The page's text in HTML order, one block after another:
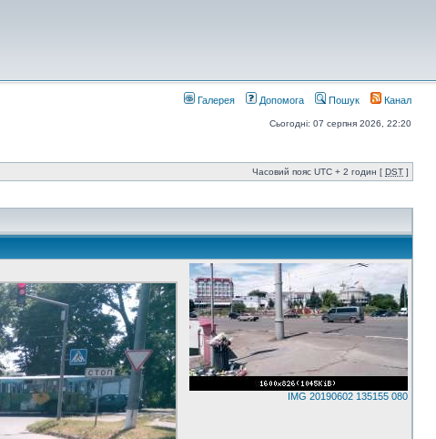
Галерея Допомога Пошук Канал
Сьогодні: 07 серпня 2026, 22:20
Часовий пояс UTC + 2 годин [ DST ]
IMG 20190602 135155 080